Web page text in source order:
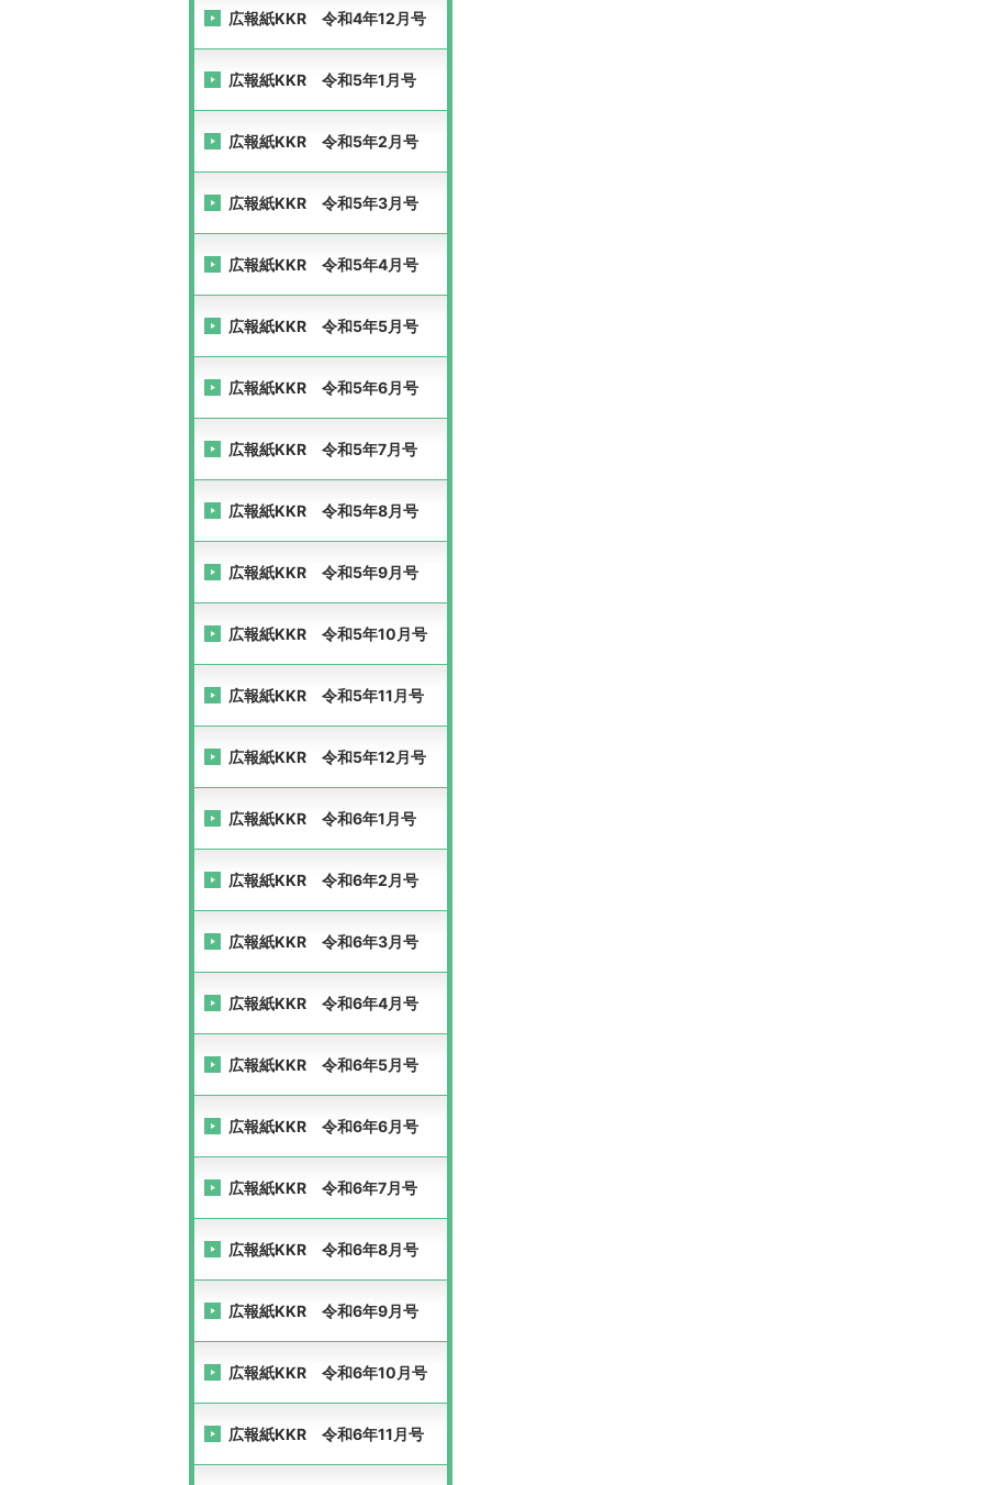
広報紙KKR 令和4年12月号
広報紙KKR 令和5年1月号
広報紙KKR 令和5年2月号
広報紙KKR 令和5年3月号
広報紙KKR 令和5年4月号
広報紙KKR 令和5年5月号
広報紙KKR 令和5年6月号
広報紙KKR 令和5年7月号
広報紙KKR 令和5年8月号
広報紙KKR 令和5年9月号
広報紙KKR 令和5年10月号
広報紙KKR 令和5年11月号
広報紙KKR 令和5年12月号
広報紙KKR 令和6年1月号
広報紙KKR 令和6年2月号
広報紙KKR 令和6年3月号
広報紙KKR 令和6年4月号
広報紙KKR 令和6年5月号
広報紙KKR 令和6年6月号
広報紙KKR 令和6年7月号
広報紙KKR 令和6年8月号
広報紙KKR 令和6年9月号
広報紙KKR 令和6年10月号
広報紙KKR 令和6年11月号